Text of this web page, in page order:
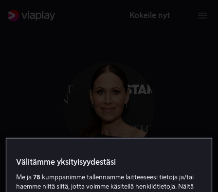
Kokeile nyt
Minnie Driver
Välitämme yksityisyydestäsi
Me ja78 kumppanimme tallennamme laitteeseesi tietoja ja/tai
haemme niitä siitä, jotta voimme käsitellä henkilötietoja. Näitä